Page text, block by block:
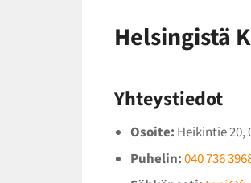
Helsingistä
Yhteystiedot
Osoite: Heikintie 20,
Puhelin:040 736